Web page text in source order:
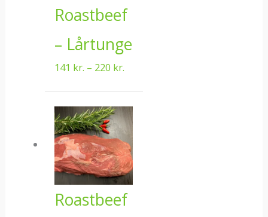
Roastbeef
– Lårtunge
141 kr. – 220 kr.
Roastbeef
180 kr.
til
202 kr.